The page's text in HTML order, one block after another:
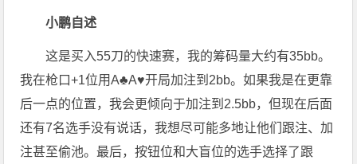
小鹏自述
这是买入55刀的快速赛，我的筹码量大约有35bb。
我在枪口+1位用A♣A♥开局加注到2bb。如果我是在更靠
后一点的位置，我会更倾向于加注到2.5bb，但现在后面
还有7名选手没有说话，我想尽可能多地让他们跟注、加
注甚至偷池。最后，按钮位和大盲位的选手选择了跟